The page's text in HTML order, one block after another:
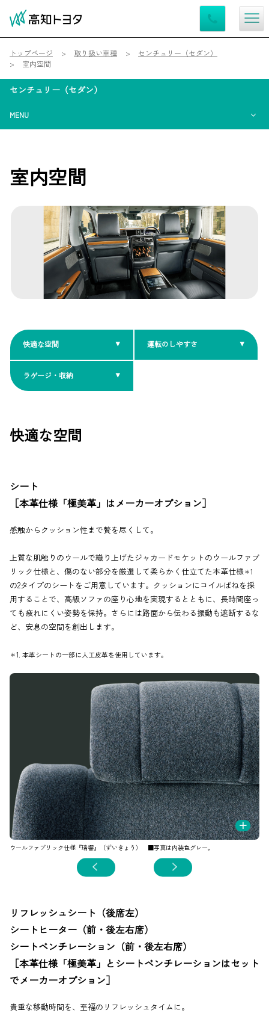
トップページ 取り扱い車種
センチュリー（セダン）
室内空間
センチュリー（セダン）
MENU
室内空間
快適な空間 運転のしやすさ
ラゲージ・収納
快適な空間
シート
［本革仕様「極美革」はメーカーオプション］
感触からクッション性まで贅を尽くして。
上質な肌触りのウールで織り上げたジャカードモケットのウールファブ
リック仕様と、傷のない部分を厳選して柔らかく仕立てた本革仕様＊1
の2タイプのシートをご用意しています。クッションにコイルばねを採
用することで、高級ソファの座り心地を実現するとともに、長時間座っ
ても疲れにくい姿勢を保持。さらには路面から伝わる振動も遮断するな
ど、安息の空間を創出します。
＊1. 本革シートの一部に人工皮革を使用しています。
+
ウールファブリック仕様『瑞響』（ずいきょう） ■写真は内装色グレー。
リフレッシュシート（後席左）
シートヒーター（前・後左右席）
シートベンチレーション（前・後左右席）
［本革仕様「極美革」とシートベンチレーションはセット
でメーカーオプション］
貴重な移動時間を、至福のリフレッシュタイムに。